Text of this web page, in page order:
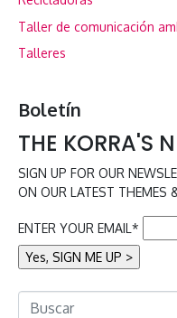
Taller de comunicación
Talleres
Boletín
THE KORRA'S
SIGN UP FOR OUR
ON OUR LATEST THEMES
ENTER YOUR EMAIL*